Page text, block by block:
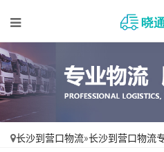
长沙到营口物流»长沙到营口物流